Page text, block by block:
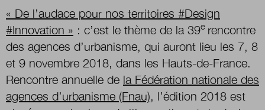
Newsletter
Renseignez votre email afin de suivre l'actualité
de la transformation publique.
« De l’audace pour nos territoires #Design
#Innovation » : c’est le thème de la 39e rencontre
des agences d’urbanisme, qui auront lieu les 7, 8
et 9 novembre 2018, dans les Hauts-de-France.
Rencontre annuelle de la Fédération nationale des
agences d’urbanisme (Fnau), l’édition 2018 est